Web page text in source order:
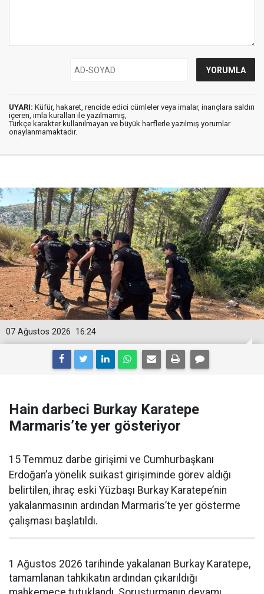
UYARI: Küfür, hakaret, rencide edici cümleler veya imalar, inançlara saldırı
içeren, imla kuralları ile yazılmamış,
Türkçe karakter kullanılmayan ve büyük harflerle yazılmış yorumlar
onaylanmamaktadır.
16:24
07 Ağustos 2026
Hain darbeci Burkay Karatepe
Marmaris’te yer gösteriyor
15 Temmuz darbe girişimi ve Cumhurbaşkanı
Erdoğan’a yönelik suikast girişiminde görev aldığı
belirtilen, ihraç eski Yüzbaşı Burkay Karatepe’nin
yakalanmasının ardından Marmaris’te yer gösterme
çalışması başlatıldı.
1 Ağustos 2026 tarihinde yakalanan Burkay Karatepe,
tamamlanan tahkikatın ardından çıkarıldığı